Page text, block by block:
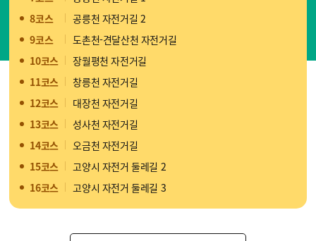
8코스
공릉천 자전거길 2
9코스
도촌천-견달산천 자전거길
10코스
장월평천 자전거길
11코스
창릉천 자전거길
12코스
대장천 자전거길
13코스
성사천 자전거길
14코스
오금천 자전거길
15코스
고양시 자전거 둘레길 2
16코스
고양시 자전거 둘레길 3